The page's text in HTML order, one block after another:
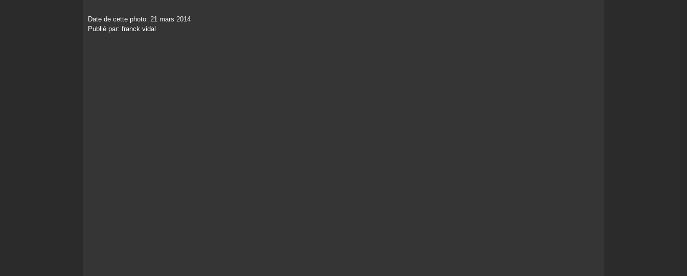
Date de cette photo: 21 mars 2014
Publié par: franck vidal